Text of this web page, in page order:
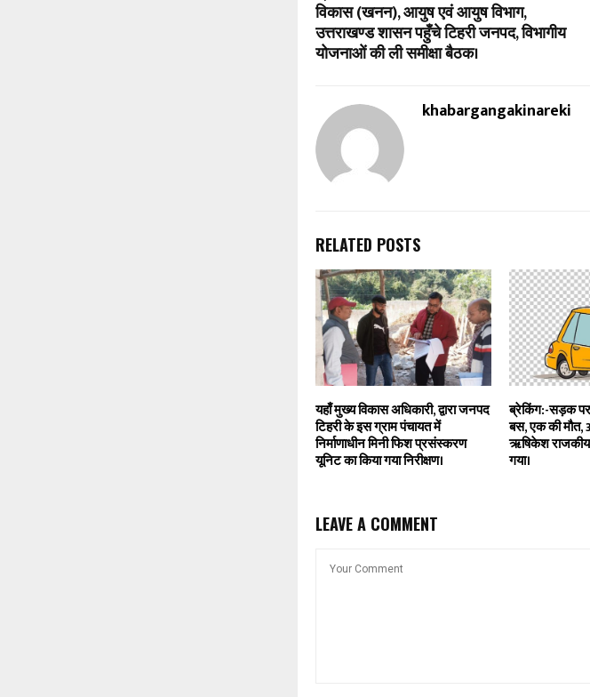
विकास (खनन), आयुष एवं आयुष विभाग,
उत्तराखण्ड शासन पहुँचे टिहरी जनपद, विभागीय
योजनाओं की ली समीक्षा बैठक।
khabargangakinareki
RELATED POSTS
यहाँ मुख्य विकास अधिकारी, द्वारा जनपद
टिहरी के इस ग्राम पंचायत में
निर्माणाधीन मिनी फिश प्रसंस्करण
यूनिट का किया गया निरीक्षण।
ब्रेकिंग:-सड़क पर
बस, एक की मौत,
ऋषिकेश राजकीय
गया।
LEAVE A COMMENT